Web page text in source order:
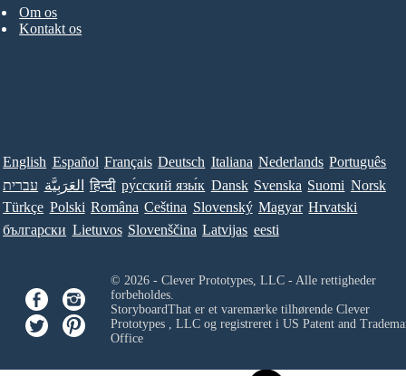
Om os
Kontakt os
English Español Français Deutsch Italiana Nederlands Português
עברית العَرَبِيَّة हिन्दी ру́сский язы́к Dansk Svenska Suomi Norsk
Türkçe Polski Româna Ceština Slovenský Magyar Hrvatski
български Lietuvos Slovenščina Latvijas eesti
© 2026 - Clever Prototypes, LLC - Alle rettigheder
forbeholdes.
StoryboardThat er et varemærke tilhørende Clever
Prototypes , LLCog registreret i US Patent and
Office